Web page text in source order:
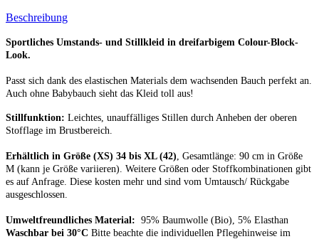
Beschreibung
Sportliches Umstands- und Stillkleid in dreifarbigem Colour-Block-
Look.
Passt sich dank des elastischen Materials dem wachsenden Bauch perfekt an.
Auch ohne Babybauch sieht das Kleid toll aus!
Stillfunktion: Leichtes, unauffälliges Stillen durch Anheben der oberen
Stofflage im Brustbereich.
Erhältlich in Größe (XS) 34 bis XL (42) , Gesamtlänge: 90 cm in Größe
M (kann je Größe variieren). Weitere Größen oder Stoffkombinationen gibt
es auf Anfrage. Diese kosten mehr und sind vom Umtausch/ Rückgabe
ausgeschlossen.
Umweltfreundliches Material: 95% Baumwolle (Bio), 5% Elasthan
Waschbar bei 30°C Bitte beachte die individuellen Pflegehinweise im